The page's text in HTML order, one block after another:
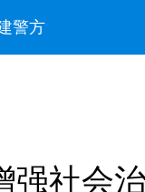
警方
强社会